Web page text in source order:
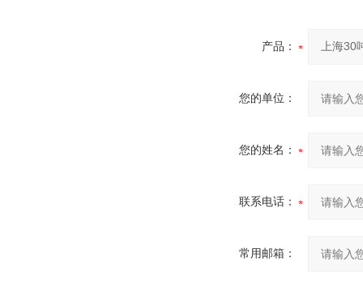
产品：
您的单位：
您的姓名：
联系电话：
常用邮箱：